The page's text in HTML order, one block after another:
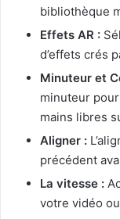
bibliothèque
Effets AR :
d’effets crés
Minuteur et
minuteur
mains libres
Aligner :
précédent
La vitesse :
votre vidéo